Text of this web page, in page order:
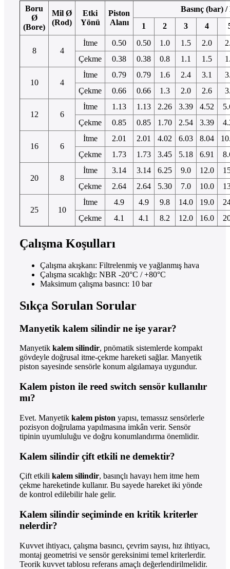
Boru
Ø
(Bore)
Mil Ø
(Rod)
Etki
Yönü
Piston
Alanı
Basınç (bar)
1
2 3 4
8 4
İtme 0.50 0.50 1.0 1.5 2.0
Çekme
0.38 0.38 0.8 1.1 1.5
10 4
İtme 0.79 0.79 1.6 2.4 3.1
Çekme
0.66 0.66 1.3 2.0 2.6
12 6
İtme 1.13 1.13 2.26 3.39 4.52
Çekme
0.85 0.85 1.70 2.54 3.39
16 6
İtme 2.01 2.01 4.02 6.03 8.04
Çekme
1.73 1.73 3.45 5.18 6.91
20 8
İtme 3.14 3.14 6.25 9.0 12.0
Çekme
2.64 2.64 5.30 7.0 10.0
25 10
İtme 4.9 4.9 9.8 14.0 19.0
Çekme
4.1 4.1 8.2 12.0 16.0
Çalışma Koşulları
Çalışma akışkanı: Filtrelenmiş ve yağlanmış hava
Çalışma sıcaklığı: NBR -20°C / +80°C
Maksimum çalışma basıncı: 10 bar
Sıkça Sorulan Sorular
Manyetik kalem silindir ne işe yarar?
Manyetik kalem silindir, pnömatik sistemlerde kompakt
gövdeyle doğrusal itme-çekme hareketi sağlar. Manyetik
piston sayesinde sensörle konum algılamaya uygundur.
Kalem piston ile reed switch sensör kullanılır
mı?
Evet. Manyetik kalem piston yapısı, temassız sensörlerle
pozisyon doğrulama yapılmasına imkân verir. Sensör
tipinin uyumluluğu ve doğru konumlandırma önemlidir.
Kalem silindir çift etkili ne demektir?
Çift etkili kalem silindir, basınçlı havayı hem itme hem
çekme hareketinde kullanır. Bu sayede hareket iki yönde
de kontrol edilebilir hale gelir.
Kalem silindir seçiminde en kritik kriterler
nelerdir?
Kuvvet ihtiyacı, çalışma basıncı, çevrim sayısı, hız ihtiyacı,
montaj geometrisi ve sensör gereksinimi temel kriterlerdir.
Teorik kuvvet tablosu referans amaçlı değerlendirilmelidir.